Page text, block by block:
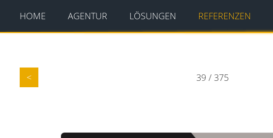
< 39 / 375
HOME AGENTUR LÖSUNGEN REFERENZEN